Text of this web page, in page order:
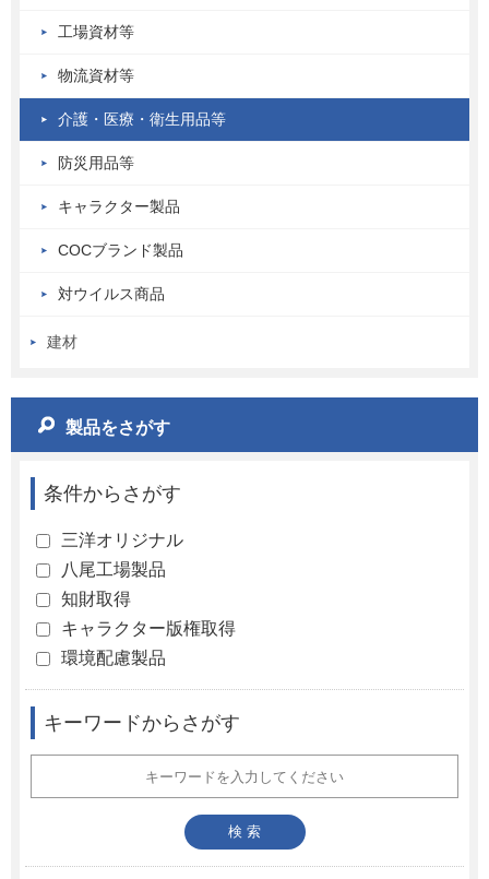
工場資材等
物流資材等
介護・医療・衛生用品等
防災用品等
キャラクター製品
COCブランド製品
対ウイルス商品
建材
製品をさがす
条件からさがす
三洋オリジナル
八尾工場製品
知財取得
キャラクター版権取得
環境配慮製品
キーワードからさがす